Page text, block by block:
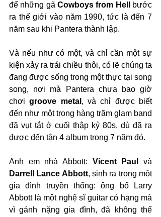
để những gã Cowboys from Hell
bước
ra thế giới vào năm 1990, tức là đến 7
năm sau khi Pantera thành lập.
Và nếu như có một, và chỉ cần một sự
kiện xảy ra trái chiều thôi, có lẽ chúng ta
đang được sống trong một thực tại song
song, nơi mà Pantera chưa bao giờ
chơi groove metal , và chỉ được biết
đến như một trong hàng trăm glam band
đã vụt tắt ở cuối thập kỷ 80s, dù đã ra
được đến tận 4 album trong 7 năm đó.
Anh em nhà Abbott: Vicent Paul
Darrell Lance Abbott, sinh ra trong một
gia đình truyền thống: ông bố Larry
Abbott là một nghệ sĩ guitar có hạng mà
vì gánh nặng gia đình, đã không thể